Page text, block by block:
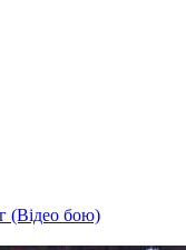
(Відео бою)